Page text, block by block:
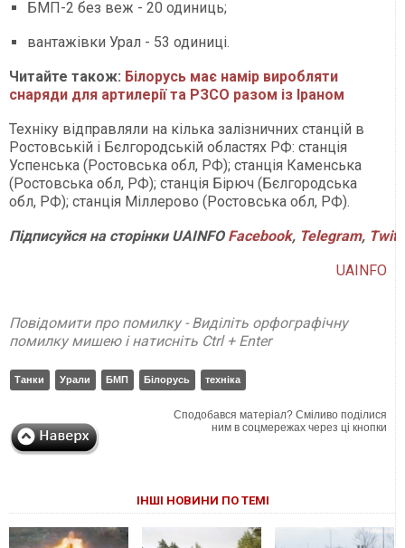
БМП-2 без веж - 20 одиниць;
вантажівки Урал - 53 одиниці.
Читайте також: Білорусь має намір виробляти
снаряди для артилерії та РЗСО разом із Іраном
Техніку відправляли на кілька залізничних станцій в
Ростовській і Бєлгородській областях РФ: станція
Успенська (Ростовська обл, РФ); станція Каменська
(Ростовська обл, РФ); станція Бірюч (Бєлгородська
обл, РФ); станція Міллерово (Ростовська обл, РФ).
Підписуйся на сторінки UAINFO Facebook, Telegram,
UAINFO
Повідомити про помилку - Виділіть орфографічну
помилку мишею і натисніть Ctrl + Enter
Танки Урали БМП Білорусь техніка
Сподобався матеріал? Сміливо поділися
ним в соцмережах через ці кнопки
ІНШІ НОВИНИ ПО ТЕМІ